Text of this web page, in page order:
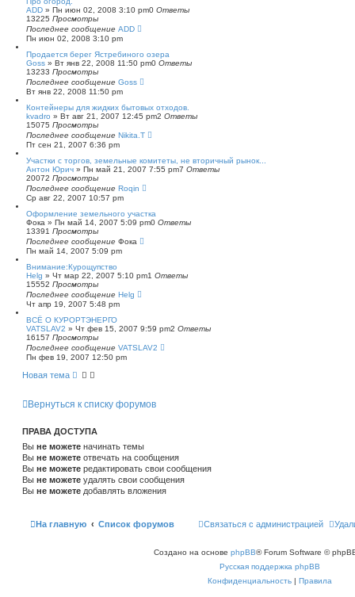
ADD » Пн июн 02, 2008 3:10 pm0 Ответы
13225 Просмотры
Последнее сообщение ADD
Пн июн 02, 2008 3:10 pm
Продается берег Ястребиного озера
Goss » Вт янв 22, 2008 11:50 pm0 Ответы
13233 Просмотры
Последнее сообщение Goss
Вт янв 22, 2008 11:50 pm
Контейнеры для жидких бытовых отходов.
kvadro » Вт авг 21, 2007 12:45 pm2 Ответы
15075 Просмотры
Последнее сообщение Nikita.T
Пт сен 21, 2007 6:36 pm
Участки с торгов, земельные комитеты, не вторичный рынок...
Антон Юрич » Пн май 21, 2007 7:55 pm7 Ответы
20072 Просмотры
Последнее сообщение Roqin
Ср авг 22, 2007 10:57 pm
Оформление земельного участка
Фока » Пн май 14, 2007 5:09 pm0 Ответы
13391 Просмотры
Последнее сообщение Фока
Пн май 14, 2007 5:09 pm
Внимание:Курощупство
Helg » Чт мар 22, 2007 5:10 pm1 Ответы
15552 Просмотры
Последнее сообщение Helg
Чт апр 19, 2007 5:48 pm
ВСЁ О КУРОРТЭНЕРГО
VATSLAV2 » Чт фев 15, 2007 9:59 pm2 Ответы
16157 Просмотры
Последнее сообщение VATSLAV2
Пн фев 19, 2007 12:50 pm
Новая тема
Вернуться к списку форумов
ПРАВА ДОСТУПА
Вы не можете начинать темы
Вы не можете отвечать на сообщения
Вы не можете редактировать свои сообщения
Вы не можете удалять свои сообщения
Вы не можете добавлять вложения
На главную Список форумов Связаться с администрацией
Создано на основе phpBB® Forum Software ©
Русская поддержка phpBB
Конфиденциальность | Правила